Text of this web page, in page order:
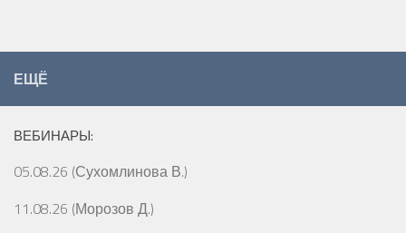
ЕЩЁ
ВЕБИНАРЫ:
05.08.26 (Сухомлинова В.)
11.08.26 (Морозов Д.)